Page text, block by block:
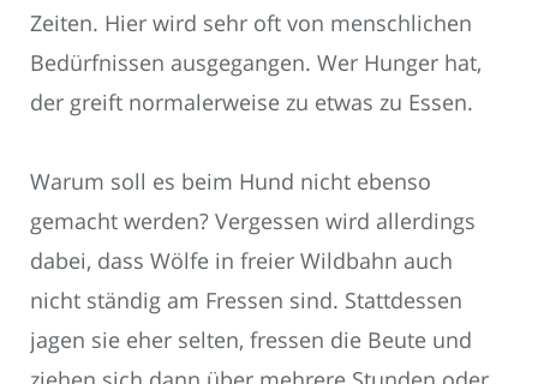
Zeiten. Hier wird sehr oft von menschlichen
Bedürfnissen ausgegangen. Wer Hunger hat,
der greift normalerweise zu etwas zu Essen.
Warum soll es beim Hund nicht ebenso
gemacht werden? Vergessen wird allerdings
dabei, dass Wölfe in freier Wildbahn auch
nicht ständig am Fressen sind. Stattdessen
jagen sie eher selten, fressen die Beute und